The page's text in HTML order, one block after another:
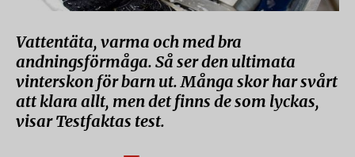
Vattentäta, varma och med bra
andningsförmåga. Så ser den ultimata
vinterskon för barn ut. Många skor har svårt
att klara allt, men det finns de som lyckas,
visar Testfaktas test.